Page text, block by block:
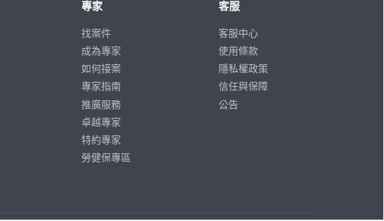
專家
找案件
成為專家
如何接案
專家指南
推廣服務
卓越專家
特約專家
勞健保專區
客服
客服中心
使用條款
隱私權政策
信任與保障
公告